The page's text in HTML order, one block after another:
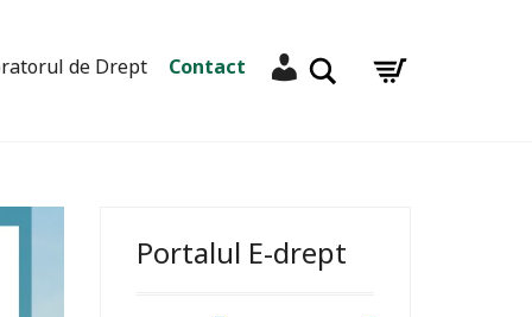
de Drept Contact Contul meuCaută
Portalul E-drept